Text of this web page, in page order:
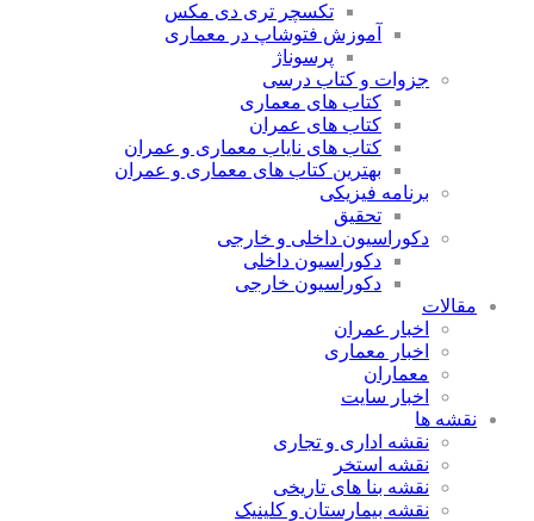
تکسچر تری دی مکس
آموزش فتوشاپ در معماری
پرسوناژ
جزوات و کتاب درسی
کتاب های معماری
کتاب های عمران
کتاب های نایاب معماری و عمران
بهترین کتاب های معماری و عمران
برنامه فیزیکی
تحقیق
دکوراسیون داخلی و خارجی
دکوراسیون داخلی
دکوراسیون خارجی
مقالات
اخبار عمران
اخبار معماری
معماران
اخبار سایت
نقشه ها
نقشه اداری و تجاری
نقشه استخر
نقشه بنا های تاریخی
نقشه بیمارستان و کلینیک